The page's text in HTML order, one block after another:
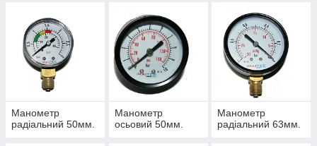
Манометр ― прилад, що дозволяє визначити тиск в системі в
місці його встановлення і призначений для налаштування
режимів правильної роботи системи.
Манометр
радіальний 50мм.
Манометр
осьовий 50мм.
Манометр
радіальний 63мм.